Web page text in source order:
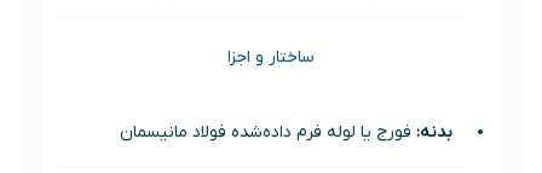
ساختار و اجزا
بدنه: فورج یا لوله فرم داده‌شده فولاد مانیسمان